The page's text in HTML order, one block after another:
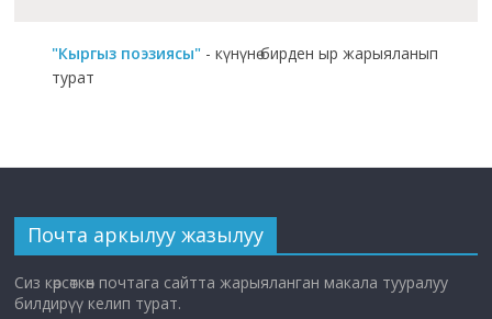
"Кыргыз поэзиясы" - күнүнө бирден ыр жарыяланып
турат
Почта аркылуу жазылуу
Сиз көрсөткөн почтага сайтта жарыяланган макала тууралуу
билдирүү келип турат.